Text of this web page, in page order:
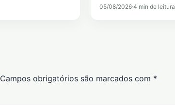
05/08/2026 4 min de leitura
Campos obrigatórios são marcados com *